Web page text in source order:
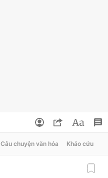
Câu chuyện văn hóa Khảo cứu